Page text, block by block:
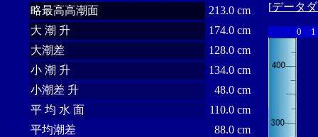
略最高高潮面
213.0 cm
大 潮 升
174.0 cm
大潮差
128.0 cm
小 潮 升
134.0 cm
小潮差 升
48.0 cm
平 均 水 面
110.0 cm
平均潮差
88.0 cm
[データ
0 1